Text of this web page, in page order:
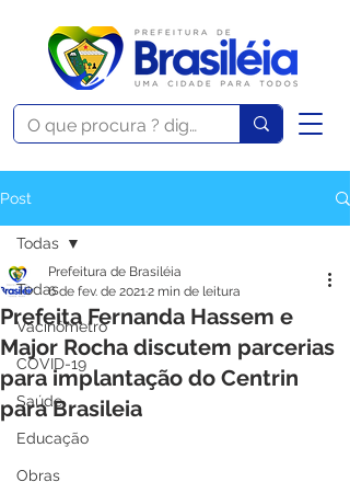
Post
Todas
Vacinômetro
COVID-19
Saúde
Educação
Obras
Todas
Prefeita Fernanda Hassem e
Major Rocha discutem parcerias
para implantação do Centrin
para Brasileia
Prefeitura de Brasiléia
6 de fev. de 20212 min de leitura